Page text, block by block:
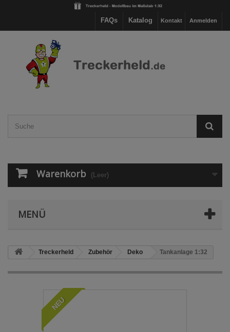
Anmelden
Kontakt
Katalog
FAQs
Warenkorb (Leer)
MENÜ
Treckerheld Zubehör Deko Tankanlage 1:32
NEU